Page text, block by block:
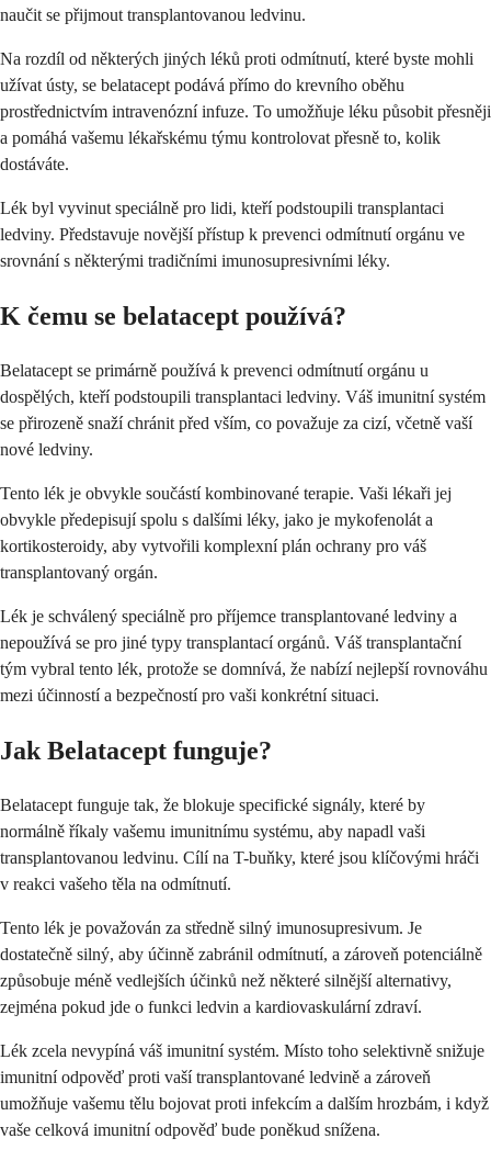
naučit se přijmout transplantovanou ledvinu.
Na rozdíl od některých jiných léků proti odmítnutí, které byste mohli
užívat ústy, se belatacept podává přímo do krevního oběhu
prostřednictvím intravenózní infuze. To umožňuje léku působit přesněji
a pomáhá vašemu lékařskému týmu kontrolovat přesně to, kolik
dostáváte.
Lék byl vyvinut speciálně pro lidi, kteří podstoupili transplantaci
ledviny. Představuje novější přístup k prevenci odmítnutí orgánu ve
srovnání s některými tradičními imunosupresivními léky.
K čemu se belatacept používá?
Belatacept se primárně používá k prevenci odmítnutí orgánu u
dospělých, kteří podstoupili transplantaci ledviny. Váš imunitní systém
se přirozeně snaží chránit před vším, co považuje za cizí, včetně vaší
nové ledviny.
Tento lék je obvykle součástí kombinované terapie. Vaši lékaři jej
obvykle předepisují spolu s dalšími léky, jako je mykofenolát a
kortikosteroidy, aby vytvořili komplexní plán ochrany pro váš
transplantovaný orgán.
Lék je schválený speciálně pro příjemce transplantované ledviny a
nepoužívá se pro jiné typy transplantací orgánů. Váš transplantační
tým vybral tento lék, protože se domnívá, že nabízí nejlepší rovnováhu
mezi účinností a bezpečností pro vaši konkrétní situaci.
Jak Belatacept funguje?
Belatacept funguje tak, že blokuje specifické signály, které by
normálně říkaly vašemu imunitnímu systému, aby napadl vaši
transplantovanou ledvinu. Cílí na T-buňky, které jsou klíčovými hráči
v reakci vašeho těla na odmítnutí.
Tento lék je považován za středně silný imunosupresivum. Je
dostatečně silný, aby účinně zabránil odmítnutí, a zároveň potenciálně
způsobuje méně vedlejších účinků než některé silnější alternativy,
zejména pokud jde o funkci ledvin a kardiovaskulární zdraví.
Lék zcela nevypíná váš imunitní systém. Místo toho selektivně snižuje
imunitní odpověď proti vaší transplantované ledvině a zároveň
umožňuje vašemu tělu bojovat proti infekcím a dalším hrozbám, i když
vaše celková imunitní odpověď bude poněkud snížena.